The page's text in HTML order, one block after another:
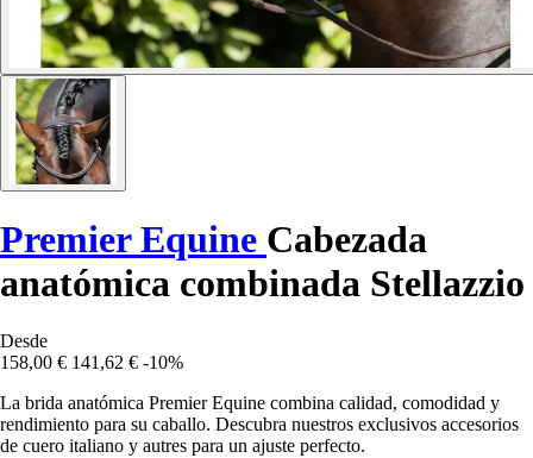
Premier Equine Cabezada
anatómica combinada Stellazzio
Desde
158,00 € 141,62 € -10%
La brida anatómica Premier Equine combina calidad, comodidad y
rendimiento para su caballo. Descubra nuestros exclusivos accesorios
de cuero italiano y autres para un ajuste perfecto.